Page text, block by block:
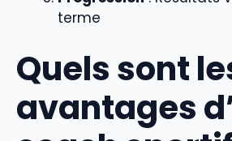
terme
Quels sont
avantages